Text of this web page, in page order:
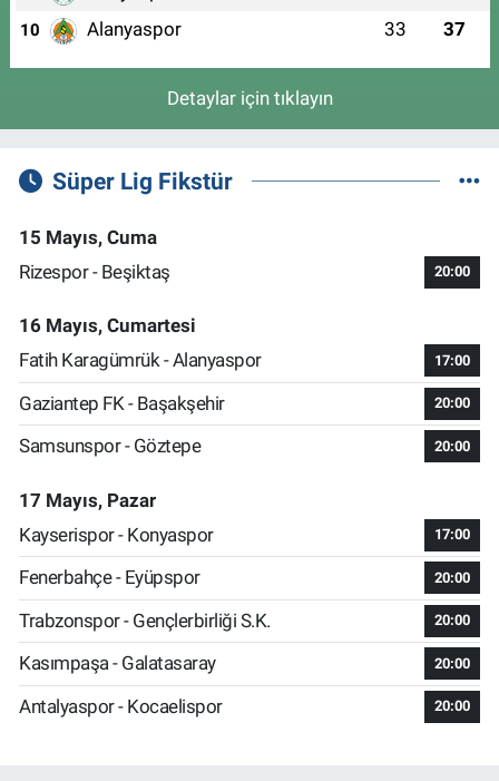
10 Alanyaspor 33 37
Detaylar için tıklayın
Süper Lig Fikstür
15 Mayıs, Cuma
Rizespor - Beşiktaş
20:00
16 Mayıs, Cumartesi
Fatih Karagümrük - Alanyaspor
17:00
Gaziantep FK - Başakşehir 20:00
Samsunspor - Göztepe 20:00
17 Mayıs, Pazar
Kayserispor - Konyaspor
17:00
Fenerbahçe - Eyüpspor 20:00
Trabzonspor - Gençlerbirliği S.K. 20:00
Kasımpaşa - Galatasaray 20:00
Antalyaspor - Kocaelispor 20:00